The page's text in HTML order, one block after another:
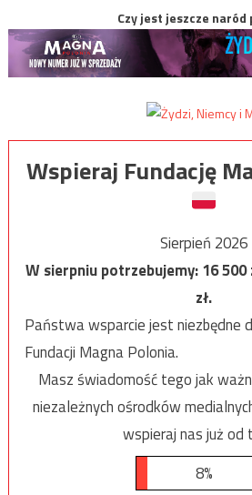
Czy jest jeszcze naród
Wspieraj Fundację
Sierpień 2026
W sierpniu potrzebujemy:16 500
zł.
Państwa wsparcie jest niezbędne
Fundacji Magna Polonia.
Masz świadomość tego jak
niezależnych ośrodków
wspieraj nas już od
8%